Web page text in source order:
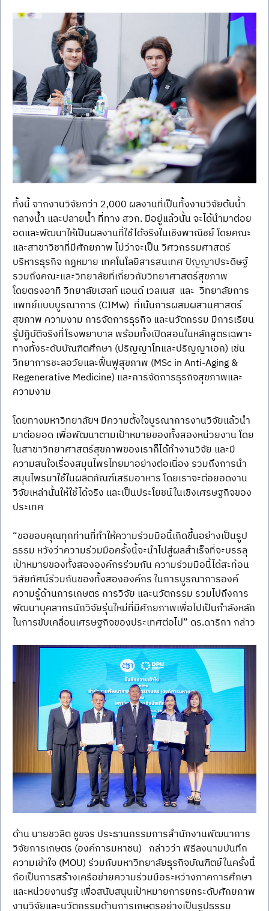
ทั้งนี้ จากงานวิจัยกว่า 2,000 ผลงานที่เป็นทั้งงานวิจัยต้นน้ำ
กลางน้ำ และปลายน้ำ ที่ทาง สวก. มีอยู่แล้วนั้น จะได้นำมาต่อย
อดและพัฒนาให้เป็นผลงานที่ใช้ได้จริงในเชิงพาณิชย์ โดยคณะ
และสาขาวิชาที่มีศักยภาพ ไม่ว่าจะเป็น วิศวกรรมศาสตร์
บริหารธุรกิจ กฎหมาย เทคโนโลยีสารสนเทศ ปัญญาประดิษฐ์
รวมถึงคณะและวิทยาลัยที่เกี่ยวกับวิทยาศาสตร์สุขภาพ
โดยตรงอาทิ วิทยาลัยเฮลท์ แอนด์ เวลเนส  และ  วิทยาลัยการ
แพทย์แบบบูรณาการ (CIMw)  ที่เน้นการผสมผสานศาสตร์
สุขภาพ ความงาม การจัดการธุรกิจ และนวัตกรรม มีการเรียน
รู้ปฏิบัติจริงที่โรงพยาบาล พร้อมทั้งเปิดสอนในหลักสูตรเฉพาะ
ทางทั้งระดับบัณฑิตศึกษา (ปริญญาโทและปริญญาเอก) เช่น
วิทยาการชะลอวัยและฟื้นฟูสุขภาพ (MSc in Anti-Aging &
Regenerative Medicine) และการจัดการธุรกิจสุขภาพและ
ความงาม
โดยทางมหาวิทยาลัยฯ มีความตั้งใจบูรณาการงานวิจัยแล้วนำ
มาต่อยอด เพื่อพัฒนาตามเป้าหมายของทั้งสองหน่วยงาน โดย
ในสาขาวิทยาศาสตร์สุขภาพของเราก็ได้ทำงานวิจัย และมี
ความสนใจเรื่องสมุนไพรไทยมาอย่างต่อเนื่อง รวมถึงการนำ
สมุนไพรมาใช้ในผลิตภัณฑ์เสริมอาหาร โดยเราจะต่อยอดงาน
วิจัยเหล่านั้นให้ใช้ได้จริง และเป็นประโยชน์ในเชิงเศรษฐกิจของ
ประเทศ
“ขอขอบคุณทุกท่านที่ทำให้ความร่วมมือนี้เกิดขึ้นอย่างเป็นรูป
ธรรม หวังว่าความร่วมมือครั้งนี้จะนำไปสู่ผลสำเร็จที่จะบรรลุ
เป้าหมายของทั้งสององค์กรร่วมกัน ความร่วมมือนี้ได้สะท้อน
วิสัยทัศน์ร่วมกันของทั้งสององค์กร ในการบูรณาการองค์
ความรู้ด้านการเกษตร การวิจัย และนวัตกรรม รวมไปถึงการ
พัฒนาบุคลากรนักวิจัยรุ่นใหม่ที่มีศักยภาพเพื่อไปเป็นกำลังหลัก
ในการขับเคลื่อนเศรษฐกิจของประเทศต่อไป” ดร.ดาริกา กล่าว
ด้าน นายชวลิต ชูขจร ประธานกรรมการสำนักงานพัฒนาการ
วิจัยการเกษตร (องค์การมหาชน)   กล่าวว่า พิธีลงนามบันทึก
ความเข้าใจ (MOU) ร่วมกับมหาวิทยาลัยธุรกิจบัณฑิตย์ในครั้งนี้
ถือเป็นการสร้างเครือข่ายความร่วมมือระหว่างภาคการศึกษา
และหน่วยงานรัฐ เพื่อสนับสนุนเป้าหมายการยกระดับศักยภาพ
งานวิจัยและนวัตกรรมด้านการเกษตรอย่างเป็นรูปธรรม